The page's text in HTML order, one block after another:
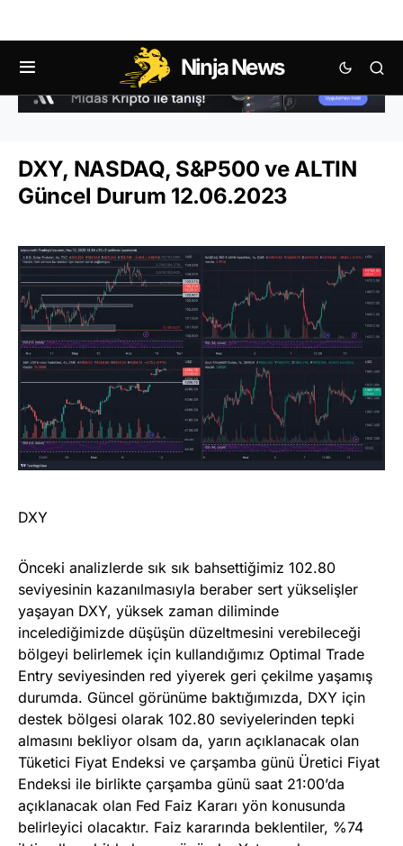
Ninja News
DXY, NASDAQ, S&P500 ve ALTIN
Güncel Durum 12.06.2023
DXY
Önceki analizlerde sık sık bahsettiğimiz 102.80
seviyesinin kazanılmasıyla beraber sert yükselişler
yaşayan DXY, yüksek zaman diliminde
incelediğimizde düşüşün düzeltmesini verebileceği
bölgeyi belirlemek için kullandığımız Optimal Trade
Entry seviyesinden red yiyerek geri çekilme yaşamış
durumda. Güncel görünüme baktığımızda, DXY için
destek bölgesi olarak 102.80 seviyelerinden tepki
almasını bekliyor olsam da, yarın açıklanacak olan
Tüketici Fiyat Endeksi ve çarşamba günü Üretici Fiyat
Endeksi ile birlikte çarşamba günü saat 21:00’da
açıklanacak olan Fed Faiz Kararı yön konusunda
belirleyici olacaktır. Faiz kararında beklentiler, %74